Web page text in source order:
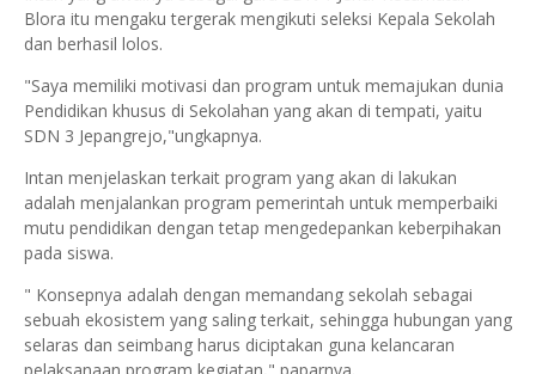
Blora itu mengaku tergerak mengikuti seleksi Kepala Sekolah
dan berhasil lolos.
"Saya memiliki motivasi dan program untuk memajukan dunia
Pendidikan khusus di Sekolahan yang akan di tempati, yaitu
SDN 3 Jepangrejo,"ungkapnya.
Intan menjelaskan terkait program yang akan di lakukan
adalah menjalankan program pemerintah untuk memperbaiki
mutu pendidikan dengan tetap mengedepankan keberpihakan
pada siswa.
" Konsepnya adalah dengan memandang sekolah sebagai
sebuah ekosistem yang saling terkait, sehingga hubungan yang
selaras dan seimbang harus diciptakan guna kelancaran